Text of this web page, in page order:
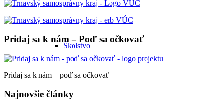
Školstvo
Pridaj sa k nám – Poď sa očkovať
Pridaj sa k nám – poď sa očkovať
Najnovšie články